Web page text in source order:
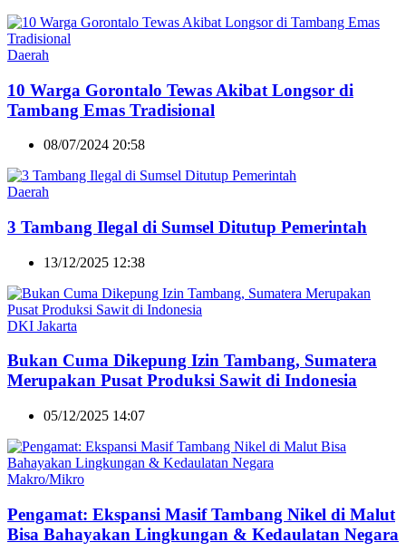
Daerah
10 Warga Gorontalo Tewas Akibat Longsor di
Tambang Emas Tradisional
08/07/2024 20:58
Daerah
3 Tambang Ilegal di Sumsel Ditutup Pemerintah
13/12/2025 12:38
DKI Jakarta
Bukan Cuma Dikepung Izin Tambang, Sumatera
Merupakan Pusat Produksi Sawit di Indonesia
05/12/2025 14:07
Makro/Mikro
Pengamat: Ekspansi Masif Tambang Nikel di Malut
Bisa Bahayakan Lingkungan & Kedaulatan Negara